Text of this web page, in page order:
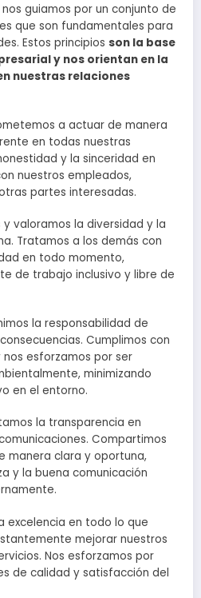
guiamos por un conjunto de
que son fundamentales para
Estos principios son la base
y nos orientan en la
nuestras relaciones
a actuar de manera
en todas nuestras
y la sinceridad en
nuestros empleados,
partes interesadas.
y valoramos la diversidad y la
Tratamos a los demás con
en todo momento,
de trabajo inclusivo y libre de
la responsabilidad de
Cumplimos con
esforzamos por ser
minimizando
en el entorno.
la transparencia en
Compartimos
manera clara y oportuna,
y la buena comunicación
excelencia en todo lo que
mejorar nuestros
Nos esforzamos por
de calidad y satisfacción del